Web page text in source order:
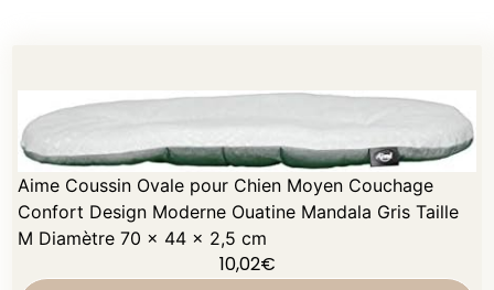
Aime Coussin Ovale pour Chien Moyen Couchage
Confort Design Moderne Ouatine Mandala Gris Taille
M Diamètre 70 x 44 x 2,5 cm
10,02€